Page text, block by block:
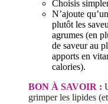
Choisis
N’ajoute
plutôt les
agrumes (en
de saveur au
apports en
calories).
BON À SAVOIR :
grimper les lipides